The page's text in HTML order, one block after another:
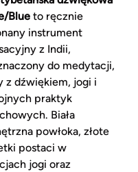
Blueto ręcznie
instrument
z Indii,
do medytacji,
z dźwiękiem, jogi i
praktyk
Biała
powłoka, złote
postaci w
jogi oraz